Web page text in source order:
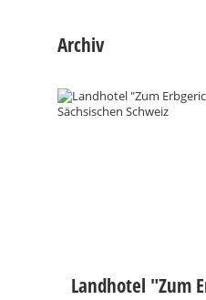
Archiv
Landhotel "Zum